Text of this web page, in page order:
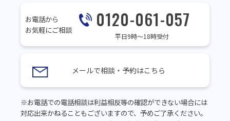
お電話から
お気軽にご相談
0120-061-057
平日9時～18時受付
メールで相談・予約はこちら
※お電話での電話相談は利益相反等の確認ができない場合には
対応出来かねることもございますので、予めご了承ください。